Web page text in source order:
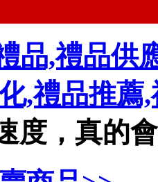
品,禮品供
,禮品推薦
度，真的